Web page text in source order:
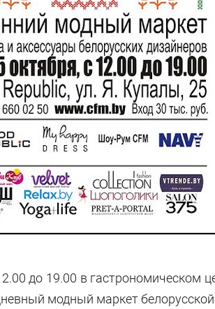
до 19.00 в гастрономическом
модный маркет